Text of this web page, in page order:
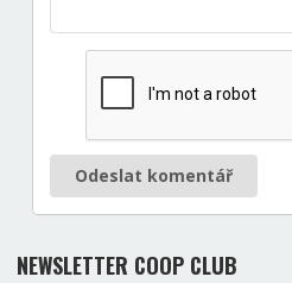
Odeslat komentář
NEWSLETTER COOP CLUB